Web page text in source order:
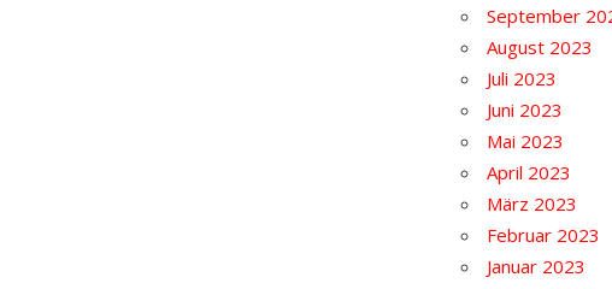
September
August 2023
Juli 2023
Juni 2023
Mai 2023
April 2023
März 2023
Februar 2023
Januar 2023